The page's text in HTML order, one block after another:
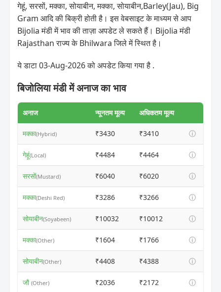
गेहूं, सरसों, मक्का, सोयाबीन, मक्का, सोयाबीन,Barley(Jau), Big
Gram आदि की बिक्री होती है। इस वेबसाइट के माध्यम से आप
Bijolia मंडी में भाव की ताज़ा अपडेट ले सकते हैं। Bijolia मंडी
Rajasthan राज्य के Bhilwara जिले में स्थित है।
ये डाटा 03-Aug-2026 को अपडेट किया गया है .
बिजोलिया मंडी में अनाज का भाव
अनाज न्यूनतम मूल्य अधिकतम मूल्य
मक्का(Hybrid) ₹3430 ₹3410 ⓘ
गेहूं(Local) ₹4484 ₹4464 ⓘ
सरसों(Mustard) ₹6040 ₹6020 ⓘ
मक्का(Deshi Red) ₹3286 ₹3266 ⓘ
सोयाबीन(Soyabeen) ₹10032 ₹10012 ⓘ
मक्का(Other) ₹1604 ₹1766 ⓘ
सोयाबीन(Other) ₹4408 ₹4388 ⓘ
जौ (Other) ₹2036 ₹2172 ⓘ